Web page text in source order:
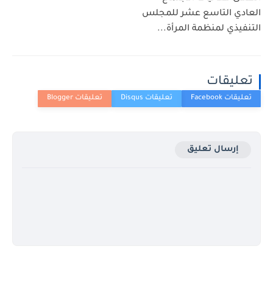
العادي التاسع عشر للمجلس
التنفيذي لمنظمة المرأة...
تعليقات
إرسال تعليق